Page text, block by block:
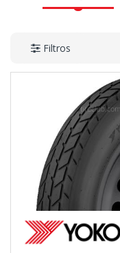
Filtros